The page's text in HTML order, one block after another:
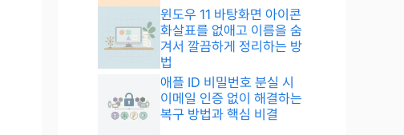
윈도우 11 바탕화면 아이콘
화살표를 없애고 이름을 숨
겨서 깔끔하게 정리하는 방
법
애플 ID 비밀번호 분실 시
이메일 인증 없이 해결하는
복구 방법과 핵심 비결